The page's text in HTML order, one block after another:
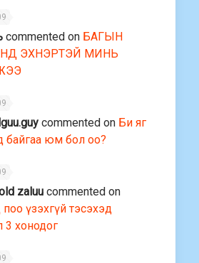
commented on БАГЫН
ЭХНЭРТЭЙ МИНЬ
commented on Би яг
байгаа юм бол оо?
zaluu commented on
үзэхгүй тэсэхэд
3 хонодог